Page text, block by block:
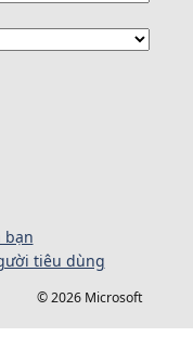
bạn
tiêu dùng
© 2026 Microsoft